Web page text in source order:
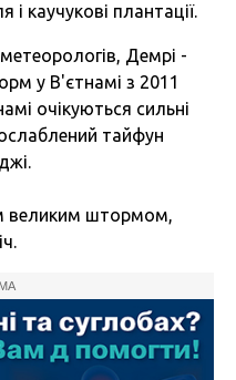
і каучукові плантації.
Демрі -
у В'єтнамі з 2011
очікуються сильні
тайфун
великим штормом,